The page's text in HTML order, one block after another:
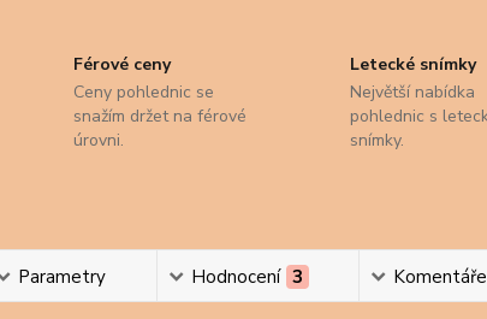
Férové ceny
Ceny pohlednic se
snažím držet na férové
úrovni.
Letecké snímky
Největší nabídka
pohlednic s
snímky.
Parametry Hodnocení 3 Komentáře